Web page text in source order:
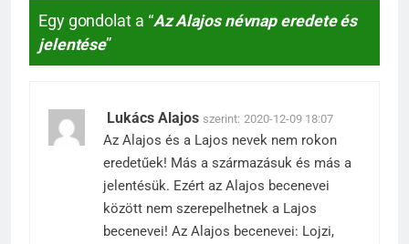
Egy gondolat a “Az Alajos névnap eredete és
jelentése”
Lukács Alajos szerint: 2020-12-09 18:07
Az Alajos és a Lajos nevek nem rokon
eredetűek! Más a származásuk és más a
jelentésük. Ezért az Alajos becenevei
között nem szerepelhetnek a Lajos
becenevei! Az Alajos becenevei: Lojzi,